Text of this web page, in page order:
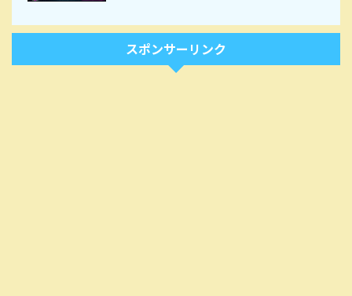
スポンサーリンク